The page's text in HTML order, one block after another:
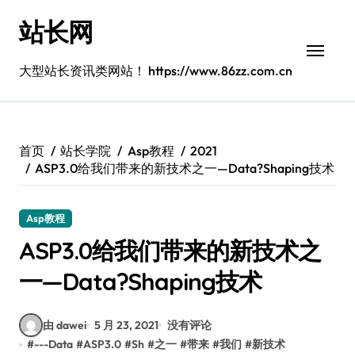
站长网
大型站长资讯类网站！ https://www.86zz.com.cn
首页 站长学院 Asp教程
2021
ASP3.0给我们带来的新技术之一—Data?Shaping技术
Asp教程
ASP3.0给我们带来的新技术之
一—Data?Shaping技术
由 dawei 5 月 23, 2021 没有评论
#---Data #ASP3.0 #Sh #之一 #带来 #我们 #新技术